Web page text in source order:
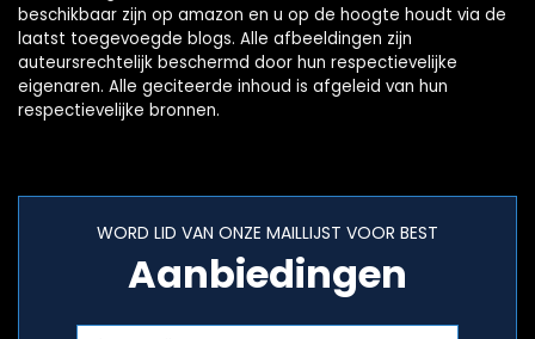
beschikbaar zijn op amazon en u op de hoogte houdt via de
laatst toegevoegde blogs. Alle afbeeldingen zijn
auteursrechtelijk beschermd door hun respectievelijke
eigenaren. Alle geciteerde inhoud is afgeleid van hun
respectievelijke bronnen.
WORD LID VAN ONZE MAILLIJST VOOR BEST
Aanbiedingen